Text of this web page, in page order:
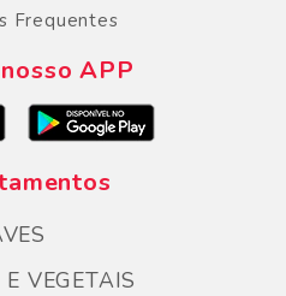
Frequentes
APP
VEGETAIS